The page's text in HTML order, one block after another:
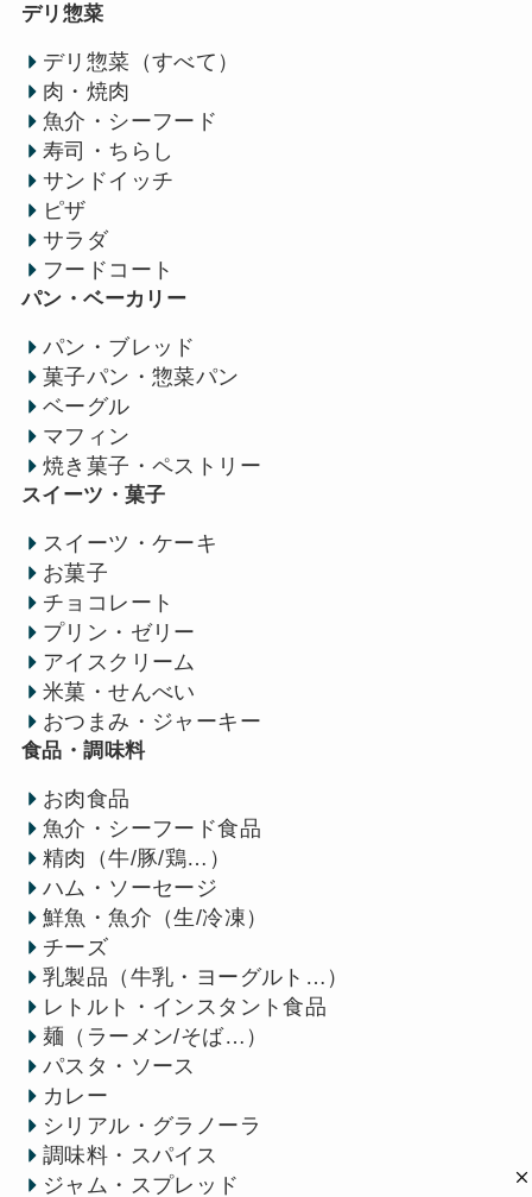
デリ惣菜
デリ惣菜（すべて）
肉・焼肉
魚介・シーフード
寿司・ちらし
サンドイッチ
ピザ
サラダ
フードコート
パン・ベーカリー
パン・ブレッド
菓子パン・惣菜パン
ベーグル
マフィン
焼き菓子・ペストリー
スイーツ・菓子
スイーツ・ケーキ
お菓子
チョコレート
プリン・ゼリー
アイスクリーム
米菓・せんべい
おつまみ・ジャーキー
食品・調味料
お肉食品
魚介・シーフード食品
精肉（牛/豚/鶏…）
ハム・ソーセージ
鮮魚・魚介（生/冷凍）
チーズ
乳製品（牛乳・ヨーグルト…）
レトルト・インスタント食品
麺（ラーメン/そば…）
パスタ・ソース
カレー
シリアル・グラノーラ
調味料・スパイス
ジャム・スプレッド